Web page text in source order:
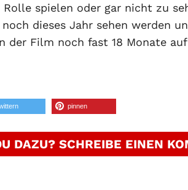
Rolle spielen oder gar nicht zu
dieses Jahr sehen werden
der Film noch fast 18 Monate
pinnen
DAZU? SCHREIBE EINEN